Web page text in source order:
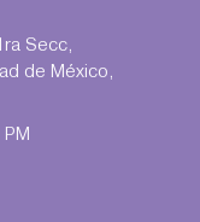
Secc,
de México,